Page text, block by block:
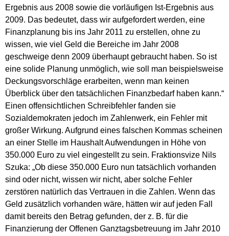
Ergebnis aus 2008 sowie die vorläufigen Ist-Ergebnis aus
2009. Das bedeutet, dass wir aufgefordert werden, eine
Finanzplanung bis ins Jahr 2011 zu erstellen, ohne zu
wissen, wie viel Geld die Bereiche im Jahr 2008
geschweige denn 2009 überhaupt gebraucht haben. So ist
eine solide Planung unmöglich, wie soll man beispielsweise
Deckungsvorschläge erarbeiten, wenn man keinen
Überblick über den tatsächlichen Finanzbedarf haben kann.“
Einen offensichtlichen Schreibfehler fanden sie
Sozialdemokraten jedoch im Zahlenwerk, ein Fehler mit
großer Wirkung. Aufgrund eines falschen Kommas scheinen
an einer Stelle im Haushalt Aufwendungen in Höhe von
350.000 Euro zu viel eingestellt zu sein. Fraktionsvize Nils
Szuka: „Ob diese 350.000 Euro nun tatsächlich vorhanden
sind oder nicht, wissen wir nicht, aber solche Fehler
zerstören natürlich das Vertrauen in die Zahlen. Wenn das
Geld zusätzlich vorhanden wäre, hätten wir auf jeden Fall
damit bereits den Betrag gefunden, der z. B. für die
Finanzierung der Offenen Ganztagsbetreuung im Jahr 2010